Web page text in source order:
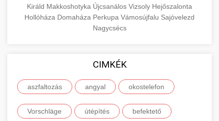
checkmydentist.com
orvosi praxis sikere
Fedezze fel, hogyan növelték az AI-vezérelt
marketing stratégiák a páciensregisztrációkat
life3.net AI marketing eredmények
🎯 14. Praxis Felfuttatása - Az
Átfogó útmutató orvosi praxisa méretezéséhez.
Bevált stratégiák páciensszerzéshez,
megtartáshoz és praxis fejlesztéshez.
munkavedelemestuzvedelem.org
📊 15. Szemhéjplasztika és a
150%-os Páciens Növekedés +
Valós eredmények, amelyek drámai
Királd Makkoshotyka Újcsanálos Vizsoly Hejőszalonta
Hollóháza Domaháza Perkupa Vámosújfalu Sajóvelezd
Nagycsécs
CIMKÉK
aszfaltozás angyal okostelefon
Vorschläge útépítés befektető